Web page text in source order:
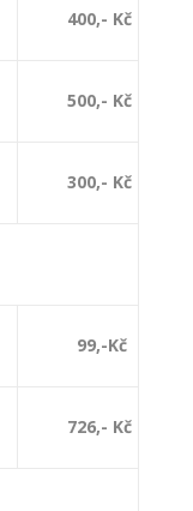
400,- Kč
500,- Kč
300,- Kč
99,-Kč
726,- Kč